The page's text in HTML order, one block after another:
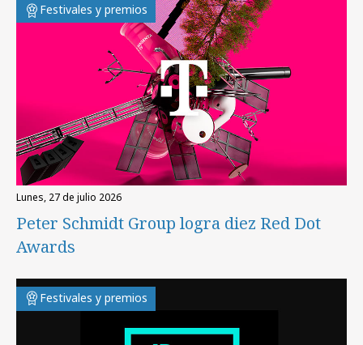
Festivales y premios
lunes, 27 de julio 2026
Peter Schmidt Group logra diez Red Dot
Awards
Festivales y premios